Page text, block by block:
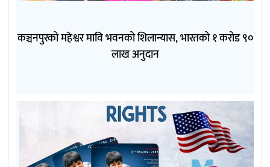
कञ्चनपुरको महेश्वर मावि भवनको शिलान्यास, भारतको १ करोड ९०
लाख अनुदान